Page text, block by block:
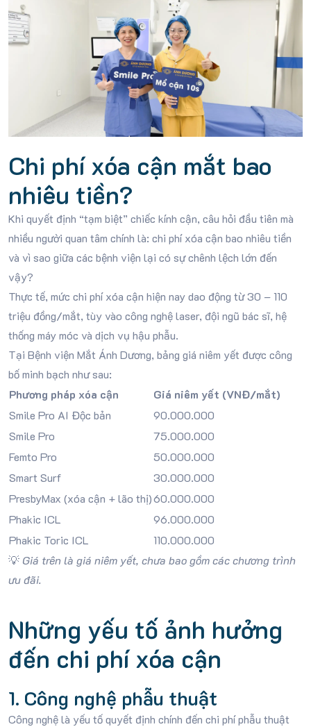
Chi phí xóa cận mắt bao
nhiêu tiền?
Khi quyết định “tạm biệt” chiếc kính cận, câu hỏi đầu tiên mà
nhiều người quan tâm chính là: chi phí xóa cận bao nhiêu tiền
và vì sao giữa các bệnh viện lại có sự chênh lệch lớn đến
vậy?
Thực tế, mức chi phí xóa cận hiện nay dao động từ 30 – 110
triệu đồng/mắt, tùy vào công nghệ laser, đội ngũ bác sĩ, hệ
thống máy móc và dịch vụ hậu phẫu.
Tại Bệnh viện Mắt Ánh Dương, bảng giá niêm yết được công
bố minh bạch như sau:
Phương pháp xóa cận
Giá niêm yết (VNĐ/mắt)
Smile Pro AI Độc bản
90.000.000
Smile Pro
75.000.000
Femto Pro
50.000.000
Smart Surf
30.000.000
PresbyMax (xóa cận + lão thị)60.000.000
Phakic ICL
96.000.000
Phakic Toric ICL
110.000.000
💡 Giá trên là giá niêm yết, chưa bao gồm các chương trình
ưu đãi.
Những yếu tố ảnh hưởng
đến chi phí xóa cận
1. Công nghệ phẫu thuật
Công nghệ là yếu tố quyết định chính đến chi phí phẫu thuật